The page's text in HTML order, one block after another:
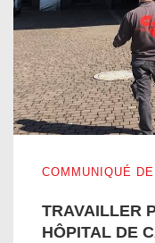
COMMUNIQUÉ
TRAVAILLER
HÔPITAL DE